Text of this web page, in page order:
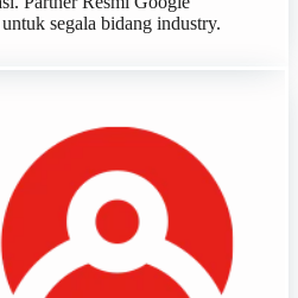
segala bidang industry.